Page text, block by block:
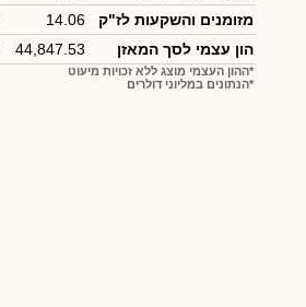
מזומנים והשקעות לז"ק
14.06
הון עצמי לסך המאזן
44,847.53
*ההון העצמי מוצג ללא זכויות מיעוט
*הנתונים במליוני דולרים